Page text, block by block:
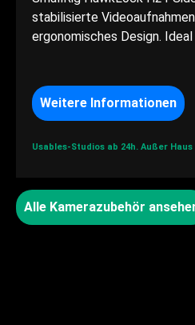
stabilisierte
ergonomisches Design. Ideal
Weitere Informationen
Usables-Studios ab 24h. Außer Haus
Alle Kamerazubehör